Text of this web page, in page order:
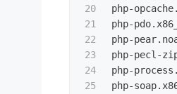
20
21
22
23
24
25
php-
php-
php-
php-pecl-
php-
php-